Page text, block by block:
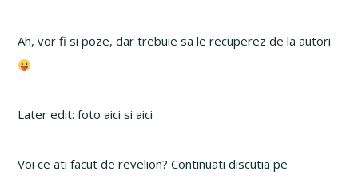
Ah, vor fi si poze, dar trebuie sa le recuperez de la autori
Later edit: foto aici si aici
Voi ce ati facut de revelion? Continuati discutia pe